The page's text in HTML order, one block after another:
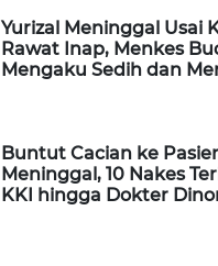
Yurizal Meninggal Usai
Rawat Inap, Menkes
Mengaku Sedih dan
Buntut Cacian ke
Meninggal, 10 Nakes
KKI hingga Dokter